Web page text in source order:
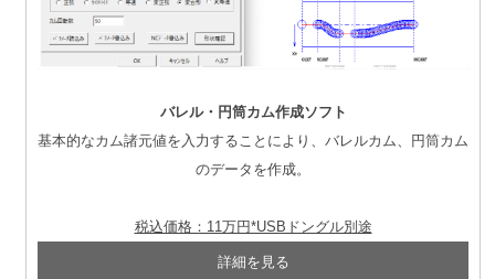
バレル・円筒カム作成ソフト
基本的なカム諸元値を入力することにより、バレルカム、円筒カム
のデータを作成。
税込価格：11万円*USBドングル別途